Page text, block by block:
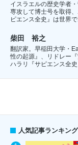
イスラエルの歴史学者
専攻して博士号を取得
ピエンス全史』は世界
柴田 裕之
翻訳家。早稲田大学・
性の起源』、リドレー
ハラリ『サピエンス全史
人気記事ランキング